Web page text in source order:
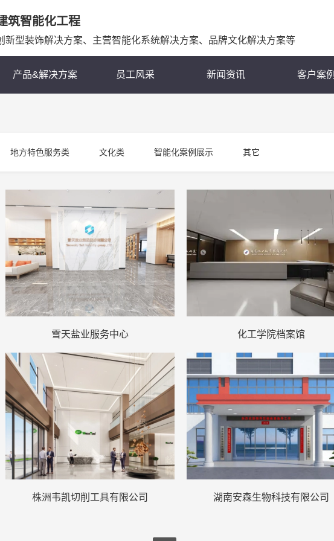
产品&解决方案 员工风采 新闻资讯 客户案例
筑智能化工程
新型装饰解决方案、主营智能化系统解决方案、品牌文化解决方案等
地方特色服务类 文化类 智能化案例展示 其它
雪天盐业服务中心 化工学院档案馆
株洲韦凯切削工具有限公司 湖南安森生物科技有限公司